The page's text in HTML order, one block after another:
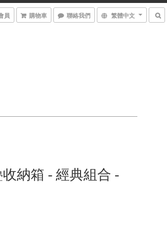
員 購物車 聯絡我們 繁體中文
收納箱 - 經典組合 -